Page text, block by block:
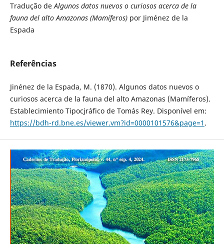
Tradução de Algunos datos nuevos o curiosos acerca de la
fauna del alto Amazonas (Mamíferos) por Jiménez de la
Espada
Referências
Jinénez de la Espada, M. (1870). Algunos datos nuevos o
curiosos acerca de la fauna del alto Amazonas (Mamíferos).
Establecimiento Tipocjráfico de Tomás Rey. Disponível em:
https://bdh-rd.bne.es/viewer.vm?id=0000101576&page=1 .